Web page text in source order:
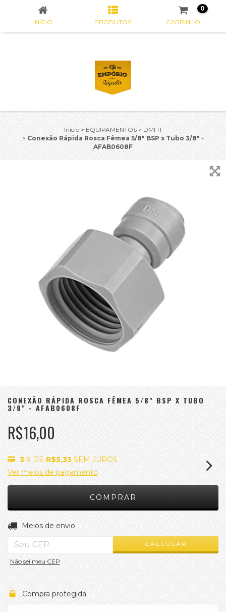
INÍCIO PRODUTOS CARRINHO
0
Início > EQUIPAMENTOS > DMFIT
> Conexão Rápida Rosca Fêmea 5/8" BSP x Tubo 3/8" -
AFAB0608F
CONEXÃO RÁPIDA ROSCA FÊMEA 5/8" BSP X TUBO
3/8" - AFAB0608F
R$16,00
3 X DE R$5,33 SEM JUROS
Ver meios de pagamento
Entregas para o CEP:
Meios de envio
CALCULAR
Não sei meu CEP
Compra protegida